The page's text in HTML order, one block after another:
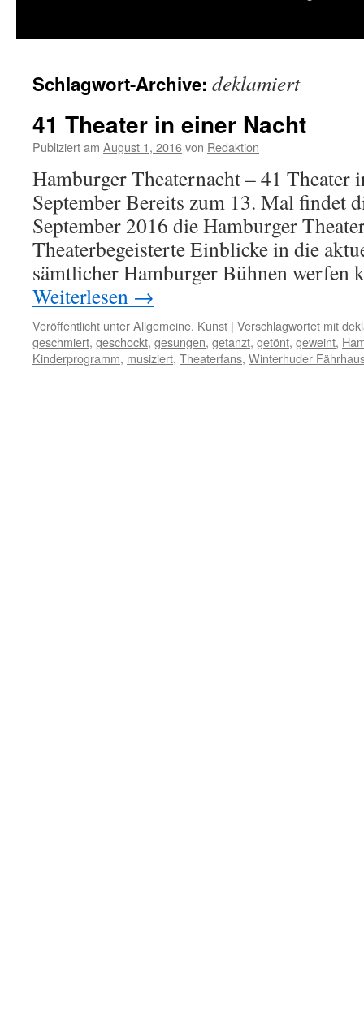
Schlagwort-Archive: deklamiert
41 Theater in einer Nacht
Publiziert am August 1, 2016von Redaktion
Hamburger Theaternacht – 41 Theater
September Bereits zum 13. Mal findet
September 2016 die Hamburger
Theaterbegeisterte Einblicke in die
sämtlicher Hamburger Bühnen
Weiterlesen →
Veröffentlicht unterAllgemeine, Kunst | Verschlagwortet mit
geschmiert, geschockt, gesungen, getanzt, getönt, geweint,
Kinderprogramm, musiziert, Theaterfans, Winterhuder